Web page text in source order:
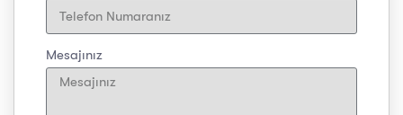
Mesajınız